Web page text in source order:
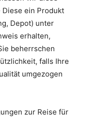
ein Produkt
Depot) unter
erhalten,
beherrschen
falls Ihre
um­ge­zogen
zur Reise für